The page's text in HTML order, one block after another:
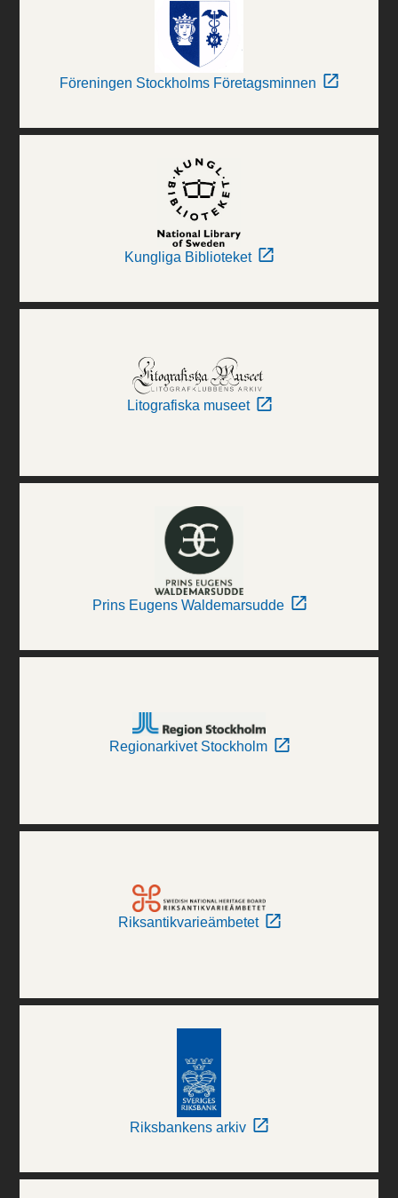
Föreningen Stockholms Företagsminnen
Kungliga Biblioteket
Litografiska museet
Prins Eugens Waldemarsudde
Regionarkivet Stockholm
Riksantikvarieämbetet
Riksbankens arkiv